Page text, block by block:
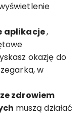
aplikacje,
okazję do
w
zdrowiem
muszą działać